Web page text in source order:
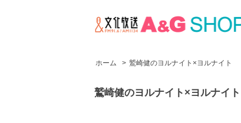
ホーム > 鷲崎健のヨルナイト×ヨルナイト
鷲崎健のヨルナイト×ヨルナイト